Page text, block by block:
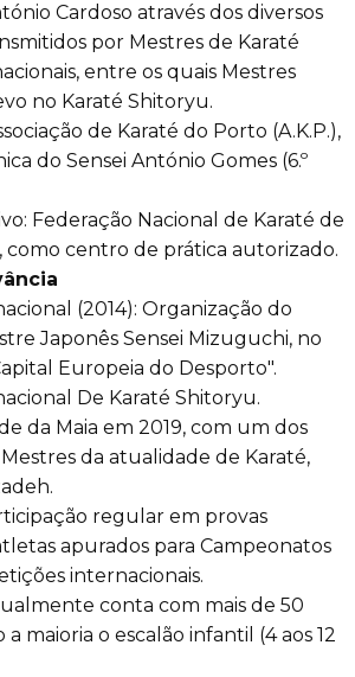
Cardoso através dos diversos
por Mestres de Karaté
entre os quais Mestres
no Karaté Shitoryu.
de Karaté do Porto (A.K.P.),
do Sensei António Gomes (6.º
Federação Nacional de Karaté de
como centro de prática autorizado.
(2014): Organização do
Japonês Sensei Mizuguchi, no
Europeia do Desporto".
De Karaté Shitoryu.
da Maia em 2019, com um dos
da atualidade de Karaté,
regular em provas
apurados para Campeonatos
internacionais.
conta com mais de 50
maioria o escalão infantil (4 aos 12